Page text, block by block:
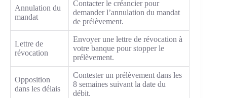
Annulation du
mandat
Contacter le créancier pour
demander l’annulation du mandat
de prélèvement.
Lettre de
révocation
Envoyer une lettre de révocation à
votre banque pour stopper le
prélèvement.
Opposition
dans les délais
Contester un prélèvement dans les
8 semaines suivant la date du
débit.